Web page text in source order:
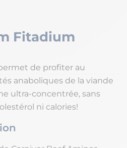
Fitadium
de profiter au
anaboliques de la viande
ultra-concentrée, sans
ni calories!